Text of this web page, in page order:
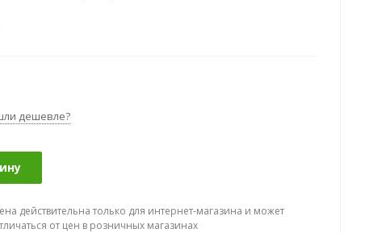
дешевле?
действительна только для интернет-магазина и может
от цен в розничных магазинах